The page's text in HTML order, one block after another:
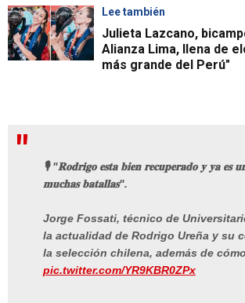
Lee también
Julieta Lazcano,
Alianza Lima, llena de
más grande del Perú"
🎙 "𝐑𝐨𝐝𝐫𝐢𝐠𝐨 𝐞𝐬𝐭𝐚 𝐛𝐢𝐞𝐧 𝐫𝐞𝐜𝐮𝐩𝐞𝐫𝐚𝐝𝐨 𝐲 𝐲𝐚 𝐞𝐬
𝐦𝐮𝐜𝐡𝐚𝐬 𝐛𝐚𝐭𝐚𝐥𝐥𝐚𝐬".
Jorge Fossati, técnico de
la actualidad de Rodrigo Ureña y su
la selección chilena, además de
pic.twitter.com/YR9KBR0ZPx